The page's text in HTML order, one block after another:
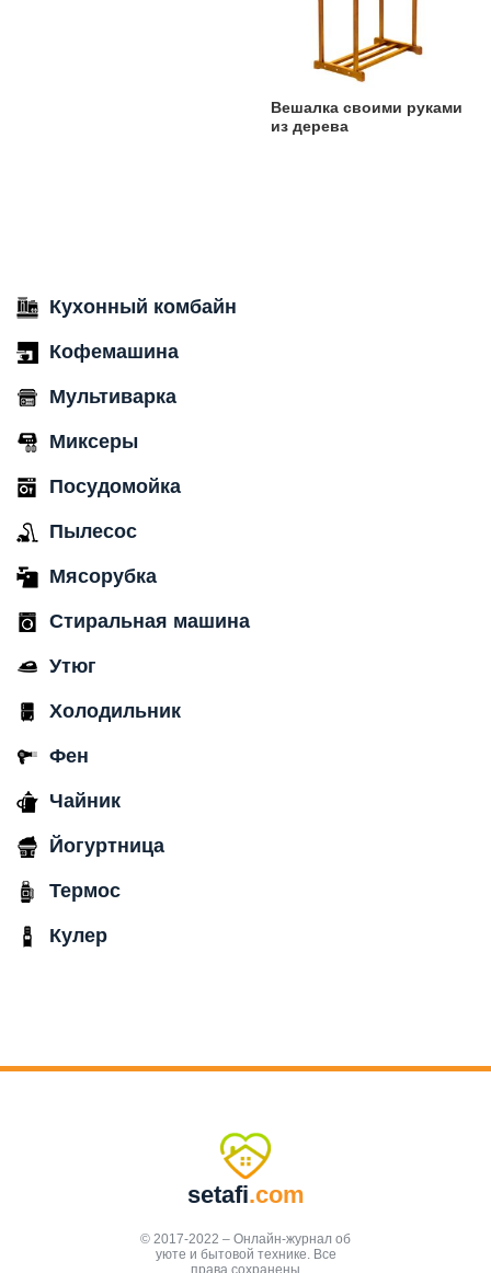
Вешалка своими руками
из дерева
Кухонный комбайн
Кофемашина
Мультиварка
Миксеры
Посудомойка
Пылесос
Мясорубка
Стиральная машина
Утюг
Холодильник
Фен
Чайник
Йогуртница
Термос
Кулер
setafi.com
© 2017-2022 – Онлайн-журнал об
уюте и бытовой технике. Все
права сохранены